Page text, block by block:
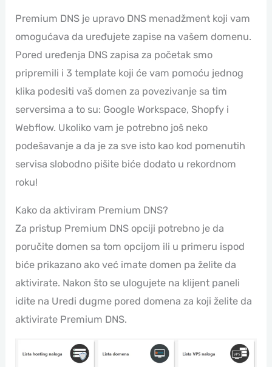
Premium DNS je upravo DNS menadžment koji vam
omogućava da uređujete zapise na vašem domenu.
Pored uređenja DNS zapisa za početak smo
pripremili i 3 template koji će vam pomoću jednog
klika podesiti vaš domen za povezivanje sa tim
serversima a to su: Google Workspace, Shopfy i
Webflow. Ukoliko vam je potrebno još neko
podešavanje a da je za sve isto kao kod pomenutih
servisa slobodno pišite biće dodato u rekordnom
roku!
Kako da aktiviram Premium DNS?
Za pristup Premium DNS opciji potrebno je da
poručite domen sa tom opcijom ili u primeru ispod
biće prikazano ako već imate domen pa želite da
aktivirate. Nakon što se ulogujete na klijent paneli
idite na Uredi dugme pored domena za koji želite da
aktivirate Premium DNS.